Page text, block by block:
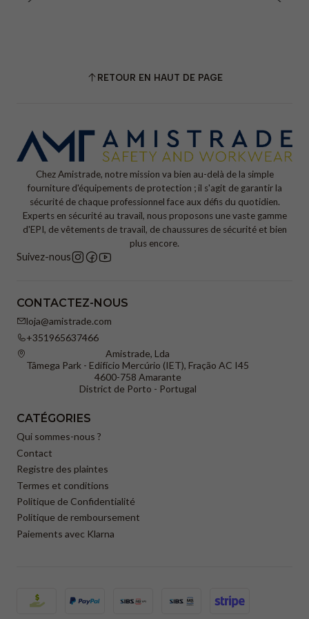
RETOUR EN HAUT DE PAGE
Chez Amistrade, notre mission va bien au-delà de la simple
fourniture d'équipements de protection ; il s'agit de garantir la
sécurité de chaque professionnel face aux défis du quotidien.
Experts en sécurité au travail, nous proposons une vaste gamme
d'EPI, de vêtements de travail, de chaussures de sécurité et bien
plus encore.
Suivez-nous
CONTACTEZ-NOUS
loja@amistrade.com
+351965637466
Amistrade, Lda
Tâmega Park - Edifício Mercúrio (IET), Fração AC I45
4600-758 Amarante
District de Porto - Portugal
CATÉGORIES
Qui sommes-nous ?
Contact
Registre des plaintes
Termes et conditions
Politique de Confidentialité
Politique de remboursement
Paiements avec Klarna